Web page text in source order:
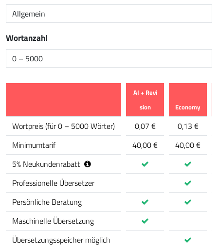
Wortanzahl
Merkmal
AI + Revi
sion
Economy
Wortpreis(für 0 – 5000 Wörter) 0,07 €
0,13 €
Minimumtarif
40,00 €
40,00 €
5% Neukundenrabatt
Professionelle Übersetzer
Persönliche Beratung
Maschinelle Übersetzung
Übersetzungsspeicher möglich